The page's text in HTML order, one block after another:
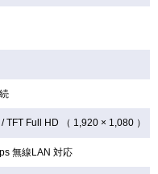
/TFT Full HD （ 1,920 × 1,080 ）
無線LAN対応